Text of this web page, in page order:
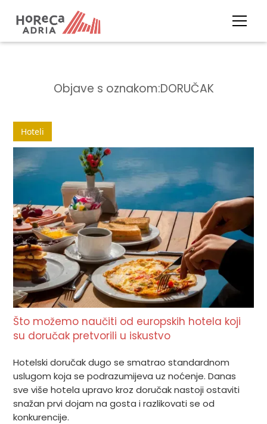
Objave s oznakom:DORUČAK
Hoteli
Što možemo naučiti od europskih hotela koji
su doručak pretvorili u iskustvo
Hotelski doručak dugo se smatrao standardnom
uslugom koja se podrazumijeva uz noćenje. Danas
sve više hotela upravo kroz doručak nastoji ostaviti
snažan prvi dojam na gosta i razlikovati se od
konkurencije.